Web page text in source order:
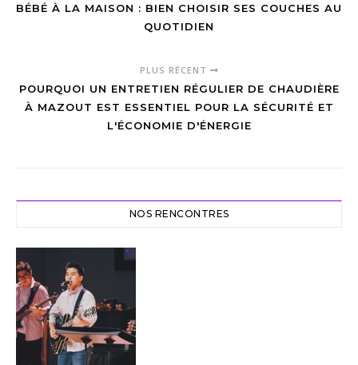
BÉBÉ À LA MAISON : BIEN CHOISIR SES COUCHES AU
QUOTIDIEN
PLUS RÉCENT
POURQUOI UN ENTRETIEN RÉGULIER DE CHAUDIÈRE
À MAZOUT EST ESSENTIEL POUR LA SÉCURITÉ ET
L'ÉCONOMIE D'ÉNERGIE
NOS RENCONTRES